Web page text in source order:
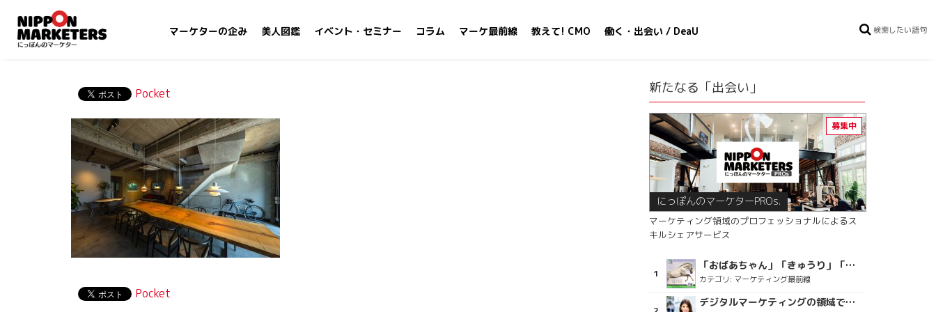
マーケターの企み 美人図鑑 イベント・セミナー コラム マーケ最前線 教えて! CMO 働く・出会い / DeaU
Pocket
Pocket
新たなる「出会い」
にっぽんのマーケターPROs.
マーケティング領域のプロフェッショナルによるス
キルシェアサービス
「おばあちゃん」「きゅうり」「ディスコで踊るおじさん」をCM素材に使った、「気持ちよさ」が売りの意外な商品とは？
カテゴリ: マーケティング最前線
デジタルマーケティングの領域で、海外というステージに